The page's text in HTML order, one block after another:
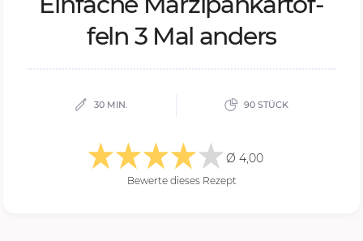
feln 3 Mal an­ders
30 MIN. 90 STÜCK
Ø 4,00
Bewerte dieses Rezept